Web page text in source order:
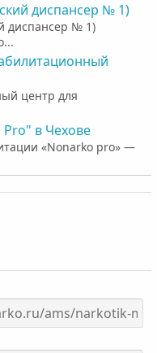
диспансер № 1)
диспансер № 1)
центр для
в Чехове
«Nonarko pro» —